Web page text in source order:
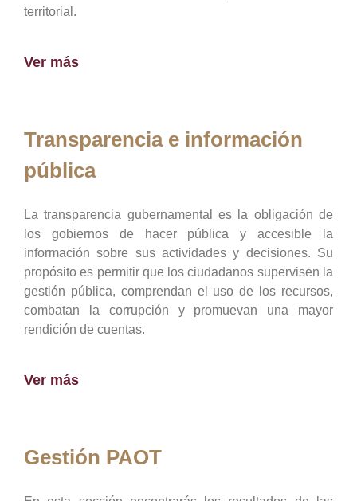
territorial.
Ver más
Transparencia e información
pública
La transparencia gubernamental es la obligación de
los gobiernos de hacer pública y accesible la
información sobre sus actividades y decisiones. Su
propósito es permitir que los ciudadanos supervisen la
gestión pública, comprendan el uso de los recursos,
combatan la corrupción y promuevan una mayor
rendición de cuentas.
Ver más
Gestión PAOT